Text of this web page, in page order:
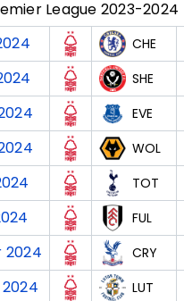
League 2023-2024
CHE
SHE
EVE
WOL
TOT
FUL
2024
CRY
LUT